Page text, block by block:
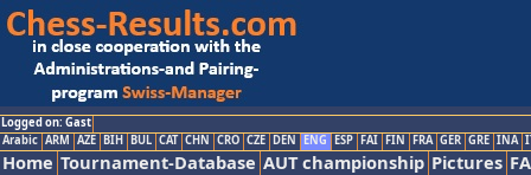
Logged on: Gast
Arabic ARM AZE BIH BUL CAT CHN CRO CZE DEN ENG ESP FAI FIN FRA GER GRE INA
Home Tournament-Database AUT championship Pictures